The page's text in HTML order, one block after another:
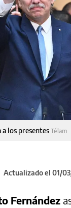
a los presentesTélam
Actualizado el 01/
Fernández